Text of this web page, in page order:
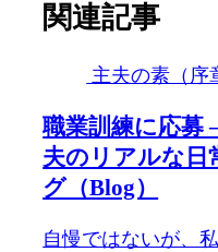
関連記事
主夫の素（序
職業訓練に応募
夫のリアルな日
グ（Blog）
自慢ではないが、